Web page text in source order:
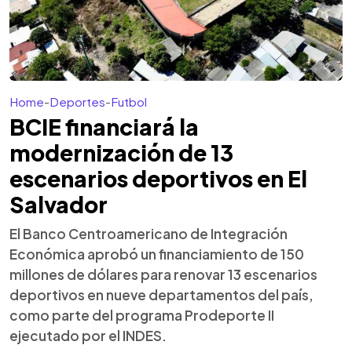
Home-Deportes-Futbol
BCIE financiará la
modernización de 13
escenarios deportivos en El
Salvador
El Banco Centroamericano de Integración
Económica aprobó un financiamiento de 150
millones de dólares para renovar 13 escenarios
deportivos en nueve departamentos del país,
como parte del programa Prodeporte II
ejecutado por el INDES.